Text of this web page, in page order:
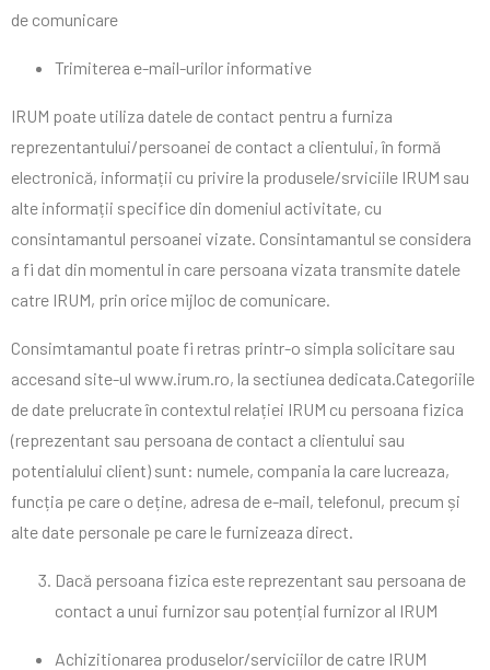
de comunicare
Trimiterea e-mail-urilor informative
IRUM poate utiliza datele de contact pentru a furniza
reprezentantului/persoanei de contact a clientului, în formă
electronică, informații cu privire la produsele/srviciile IRUM sau
alte informații specifice din domeniul activitate, cu
consintamantul persoanei vizate. Consintamantul se considera
a fi dat din momentul in care persoana vizata transmite datele
catre IRUM, prin orice mijloc de comunicare.
Consimtamantul poate fi retras printr-o simpla solicitare sau
accesand site-ul www.irum.ro, la sectiunea dedicata.Categoriile
de date prelucrate în contextul relației IRUM cu persoana fizica
(reprezentant sau persoana de contact a clientului sau
potentialului client) sunt: numele, compania la care lucreaza,
funcția pe care o deține, adresa de e-mail, telefonul, precum și
alte date personale pe care le furnizeaza direct.
Dacă persoana fizica este reprezentant sau persoana de
contact a unui furnizor sau potențial furnizor al IRUM
Achizitionarea produselor/serviciilor de catre IRUM